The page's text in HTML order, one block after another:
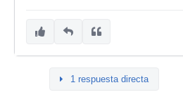
1 respuesta directa